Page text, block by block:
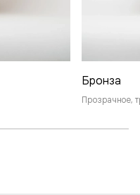
Бронза
Прозрачное,